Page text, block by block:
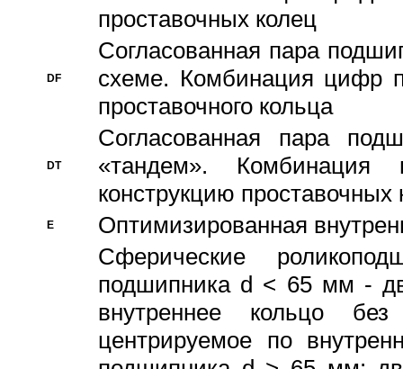
проставочных колец
DF
Согласованная пара
схеме. Комбинация цифр
проставочного кольца
DT
Согласованная пара
«тандем».
конструкцию проставочных
E
Оптимизированная
Сферические
подшипника d < 65 мм -
внутреннее кольцо
центрируемое по